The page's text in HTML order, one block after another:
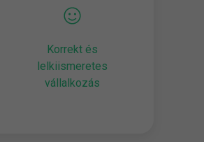
Korrekt és
lelkiismeretes
vállalkozás